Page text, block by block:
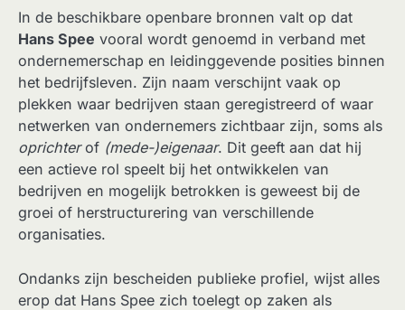
In de beschikbare openbare bronnen valt op dat
Hans Spee vooral wordt genoemd in verband met
ondernemerschap en leidinggevende posities binnen
het bedrijfsleven. Zijn naam verschijnt vaak op
plekken waar bedrijven staan geregistreerd of waar
netwerken van ondernemers zichtbaar zijn, soms als
oprichterof (mede-)eigenaar. Dit geeft aan dat hij
een actieve rol speelt bij het ontwikkelen van
bedrijven en mogelijk betrokken is geweest bij de
groei of herstructurering van verschillende
organisaties.
Ondanks zijn bescheiden publieke profiel, wijst alles
erop dat Hans Spee zich toelegt op zaken als